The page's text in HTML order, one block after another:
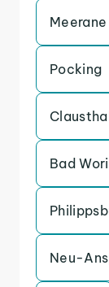
Meerane
Pocking
Bad
Neu-